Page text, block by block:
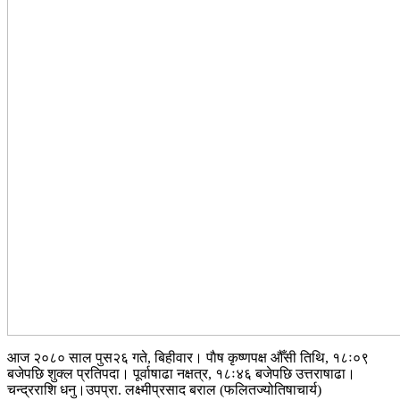
आज २०८० साल पुस२६ गते, बिहीवार। पाैष कृष्णपक्ष औँसी तिथि, १८ः०९
बजेपछि शुक्ल प्रतिपदा। पूर्वाषाढा नक्षत्र, १८ः४६ बजेपछि उत्तराषाढा।
चन्द्रराशि धनु।उपप्रा. लक्ष्मीप्रसाद बराल (फलितज्योतिषाचार्य)